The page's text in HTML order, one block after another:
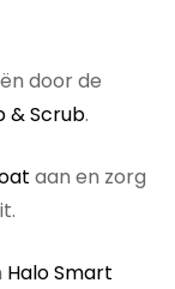
door de
& Scrub.
aan en zorg
Halo Smart